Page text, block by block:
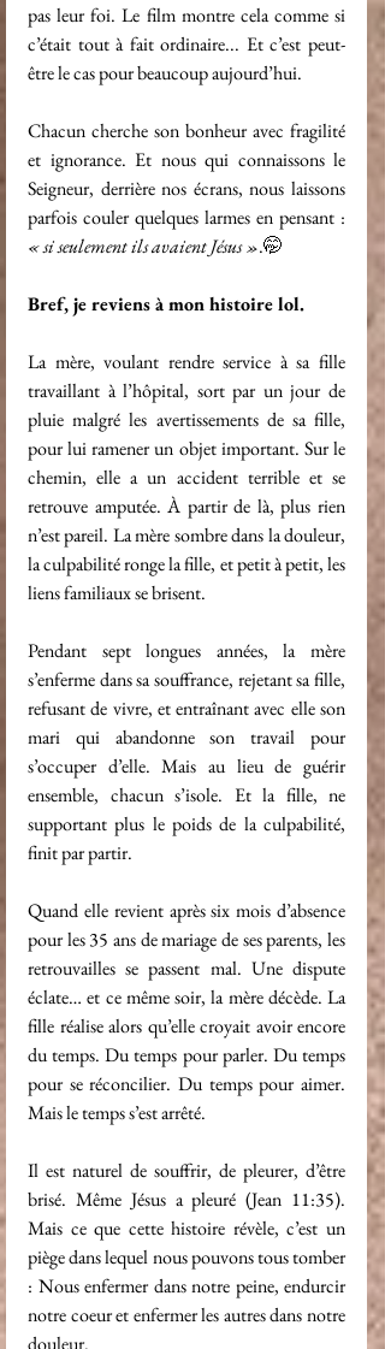
pas leur foi. Le film montre cela comme si
c’était tout à fait ordinaire... Et c’est peut-
être le cas pour beaucoup aujourd’hui.
Chacun cherche son bonheur avec fragilité
et ignorance. Et nous qui connaissons le
Seigneur, derrière nos écrans, nous laissons
« si seulement ils avaient Jésus ».🤭
Bref, je reviens à mon histoire lol.
La mère, voulant rendre service à sa fille
travaillant à l’hôpital, sort par un jour de
pluie malgré les avertissements de sa fille,
pour lui ramener un objet important. Sur le
chemin, elle a un accident terrible et se
retrouve amputée. À partir de là, plus rien
n’est pareil. La mère sombre dans la douleur,
la culpabilité ronge la fille, et petit à petit, les
liens familiaux se brisent.
Pendant sept longues années, la mère
s’enferme dans sa souffrance, rejetant sa fille,
refusant de vivre, et entraînant avec elle son
mari qui abandonne son travail pour
s’occuper d’elle. Mais au lieu de guérir
ensemble, chacun s’isole. Et la fille, ne
supportant plus le poids de la culpabilité,
finit par partir.
Quand elle revient après six mois d’absence
pour les 35 ans de mariage de ses parents, les
retrouvailles se passent mal. Une dispute
éclate… et ce même soir, la mère décède. La
fille réalise alors qu’elle croyait avoir encore
du temps. Du temps pour parler. Du temps
pour se réconcilier. Du temps pour aimer.
Mais le temps s’est arrêté.
Il est naturel de souffrir, de pleurer, d’être
brisé. Même Jésus a pleuré (Jean 11:35).
Mais ce que cette histoire révèle, c’est un
piège dans lequel nous pouvons tous tomber
: Nous enfermer dans notre peine, endurcir
notre coeur et enfermer les autres dans notre
douleur.